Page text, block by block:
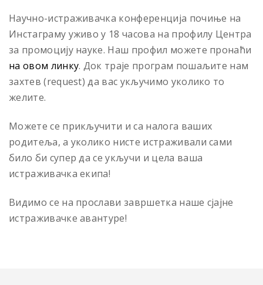
Научно-истраживачка конференција почиње на
Инстаграму уживо у 18 часова на профилу Центра
за промоцију науке. Наш профил можете пронаћи
на овом линку. Док траје програм пошаљите нам
захтев (request) да вас укључимо уколико то
желите.
Можете се прикључити и са налога ваших
родитеља, а уколико нисте истраживали сами
било би супер да се укључи и цела ваша
истраживачка екипа!
Видимо се на прослави завршетка наше сјајне
истраживачке авантуре!